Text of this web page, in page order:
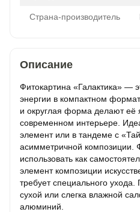
Страна-производитель
Описание
Фитокартина «Галактика» —
энергии в компактном
и округлая форма делают её
современном интерьере.
элемент или в тандеме с
асимметричной композиции.
использовать как
элемент композиции
требует специального
сухой или слегка влажной
алюминий.